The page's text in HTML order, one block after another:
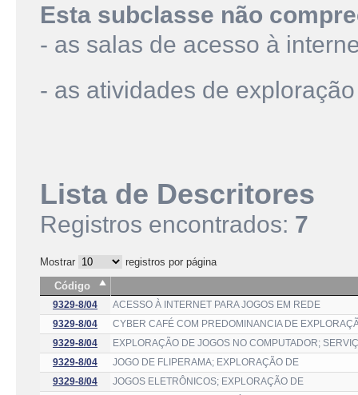
Esta subclasse não
- as salas de acesso à
- as atividades de
Lista de Descritores
Registros encontrados: 7
Mostrar
registros por página
Código
9329-8/04
ACESSO À INTERNET PARA JOGOS EM REDE
9329-8/04
CYBER CAFÉ COM PREDOMINANCIA DE
9329-8/04
EXPLORAÇÃO DE JOGOS NO COMPUTADOR;
9329-8/04
JOGO DE FLIPERAMA; EXPLORAÇÃO DE
9329-8/04
JOGOS ELETRÔNICOS; EXPLORAÇÃO DE